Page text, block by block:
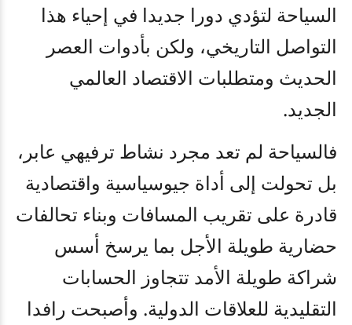
السياحة لتؤدي دورا جديدا في إحياء هذا
التواصل التاريخي، ولكن بأدوات العصر
الحديث ومتطلبات الاقتصاد العالمي
الجديد.
فالسياحة لم تعد مجرد نشاط ترفيهي عابر،
بل تحولت إلى أداة جيوسياسية واقتصادية
قادرة على تقريب المسافات وبناء تحالفات
حضارية طويلة الأجل بما يرسخ أسس
شراكة طويلة الأمد تتجاوز الحسابات
التقليدية للعلاقات الدولية. وأصبحت رافدا